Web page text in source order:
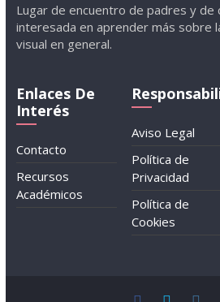
Lugar de encuentro de padres y de
interesada en aprender más sobre
visual en general.
Enlaces De
Interés
Contacto
Recursos
Académicos
Aviso Legal
Política de
Privacidad
Política de
Cookies